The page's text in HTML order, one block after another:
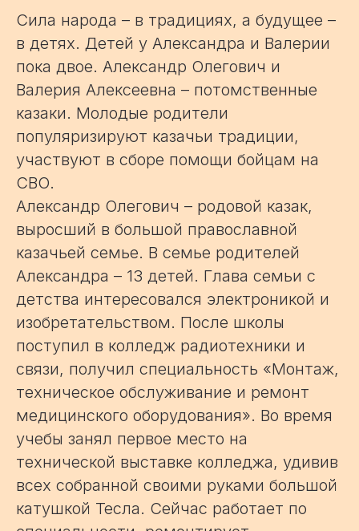
Сила народа – в традициях, а будущее –
в детях. Детей у Александра и Валерии
пока двое. Александр Олегович и
Валерия Алексеевна – потомственные
казаки. Молодые родители
популяризируют казачьи традиции,
участвуют в сборе помощи бойцам на
СВО.
Александр Олегович – родовой казак,
выросший в большой православной
казачьей семье. В семье родителей
Александра – 13 детей. Глава семьи с
детства интересовался электроникой и
изобретательством. После школы
поступил в колледж радиотехники и
связи, получил специальность «Монтаж,
техническое обслуживание и ремонт
медицинского оборудования». Во время
учебы занял первое место на
технической выставке колледжа, удивив
всех собранной своими руками большой
катушкой Тесла. Сейчас работает по